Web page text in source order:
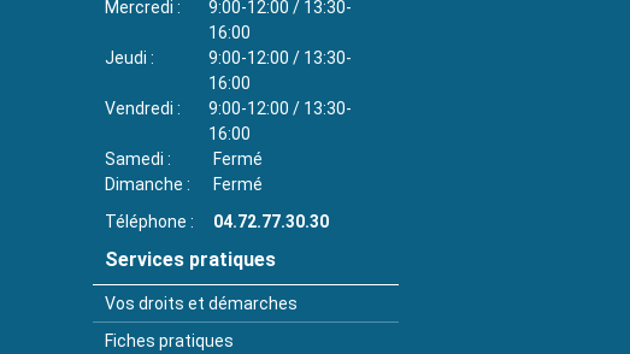
Mercredi
9:00-12:00 / 13:30-
16:00
Jeudi
9:00-12:00 / 13:30-
16:00
Vendredi
9:00-12:00 / 13:30-
16:00
Samedi
Fermé
Dimanche
Fermé
Téléphone
04.72.77.30.30
Services pratiques
Vos droits et démarches
Fiches pratiques